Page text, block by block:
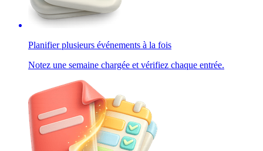
Planifier plusieurs événements à la fois
Notez une semaine chargée et vérifiez chaque entrée.